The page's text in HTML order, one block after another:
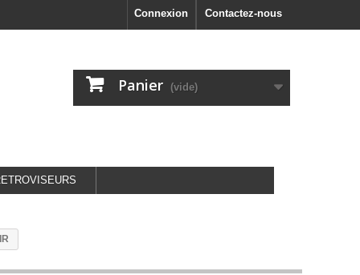
Contactez-nous
Connexion
Panier (vide)